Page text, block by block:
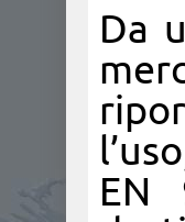
Da
EN